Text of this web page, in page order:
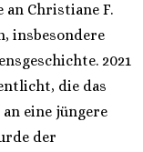
Christiane F.
insbesondere
2021
die das
eine jüngere
der